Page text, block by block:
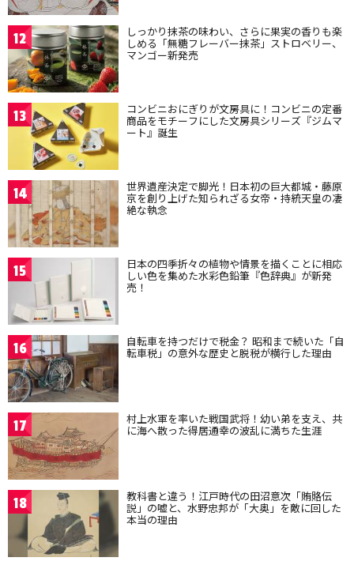
12 しっかり抹茶の味わい、さらに果実の香りも楽
しめる「無糖フレーバー抹茶」ストロベリー、
マンゴー新発売
13 コンビニおにぎりが文房具に！コンビニの定番
商品をモチーフにした文房具シリーズ『ジムマ
ート』誕生
14 世界遺産決定で脚光！日本初の巨大都城・藤原
京を創り上げた知られざる女帝・持統天皇の凄
絶な執念
15 日本の四季折々の植物や情景を描くことに相応
しい色を集めた水彩色鉛筆『色辞典』が新発
売！
16 自転車を持つだけで税金？ 昭和まで続いた「自
転車税」の意外な歴史と脱税が横行した理由
17 村上水軍を率いた戦国武将！幼い弟を支え、共
に海へ散った得居通幸の波乱に満ちた生涯
18 教科書と違う！江戸時代の田沼意次「賄賂伝
説」の嘘と、水野忠邦が「大奥」を敵に回した
本当の理由